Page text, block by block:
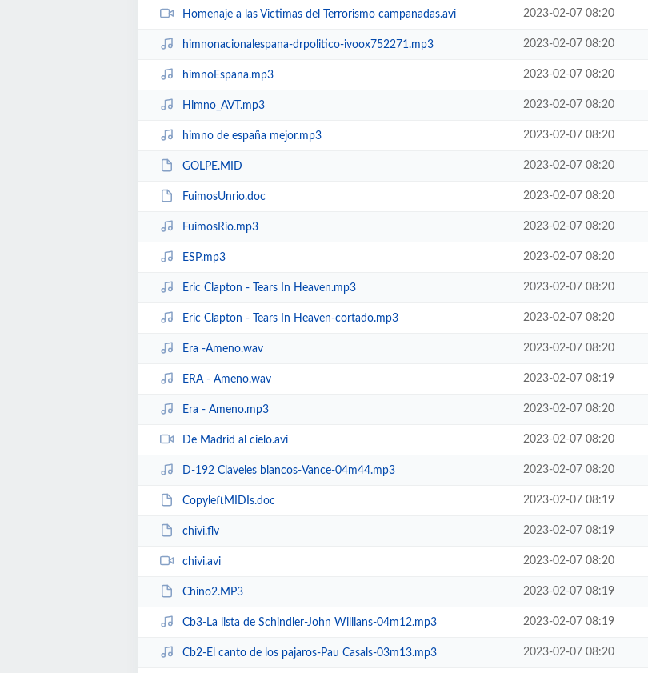
Homenaje a las Victimas del Terrorismo campanadas.avi 2023-02-07 08:20
himnonacionalespana-drpolitico-ivoox752271.mp3 2023-02-07 08:20
himnoEspana.mp3 2023-02-07 08:20
Himno_AVT.mp3 2023-02-07 08:20
himno de españa mejor.mp3 2023-02-07 08:20
GOLPE.MID 2023-02-07 08:20
FuimosUnrio.doc 2023-02-07 08:20
FuimosRio.mp3 2023-02-07 08:20
ESP.mp3 2023-02-07 08:20
Eric Clapton - Tears In Heaven.mp3 2023-02-07 08:20
Eric Clapton - Tears In Heaven-cortado.mp3 2023-02-07 08:20
Era -Ameno.wav 2023-02-07 08:20
ERA - Ameno.wav 2023-02-07 08:19
Era - Ameno.mp3 2023-02-07 08:20
De Madrid al cielo.avi 2023-02-07 08:20
D-192 Claveles blancos-Vance-04m44.mp3 2023-02-07 08:20
CopyleftMIDIs.doc 2023-02-07 08:19
chivi.flv 2023-02-07 08:19
chivi.avi 2023-02-07 08:20
Chino2.MP3 2023-02-07 08:19
Cb3-La lista de Schindler-John Willians-04m12.mp3 2023-02-07 08:19
Cb2-El canto de los pajaros-Pau Casals-03m13.mp3 2023-02-07 08:20